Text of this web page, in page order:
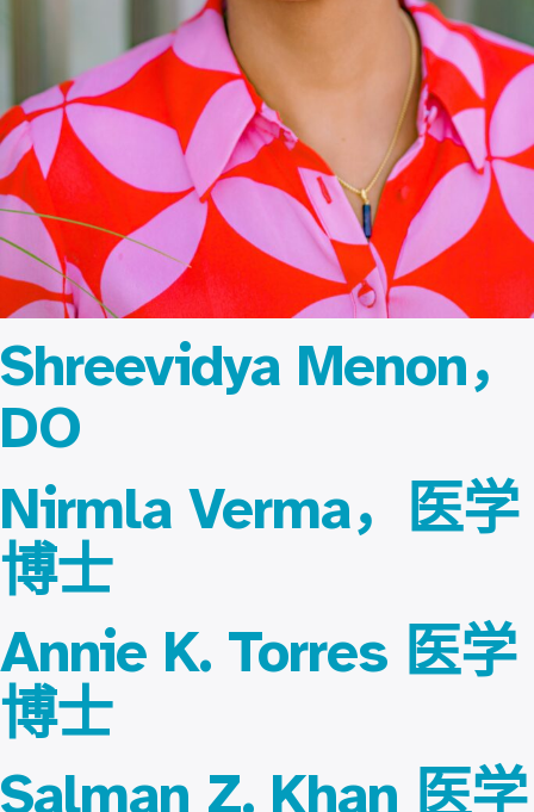
Shreevidya Menon，
DO
Nirmla Verma，医学
博士
Annie K. Torres 医学
博士
Salman Z. Khan 医学